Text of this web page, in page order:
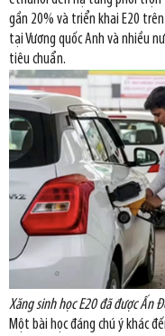
gần 20% và triển khai E20
tại Vương quốc Anh và nhiều
tiêu chuẩn.
Xăng sinh học E20 đã được Ấn
Một bài học đáng chú ý khác